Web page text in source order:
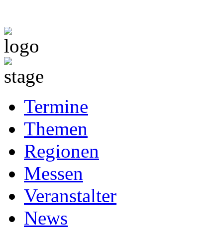
Termine
Themen
Regionen
Messen
Veranstalter
News